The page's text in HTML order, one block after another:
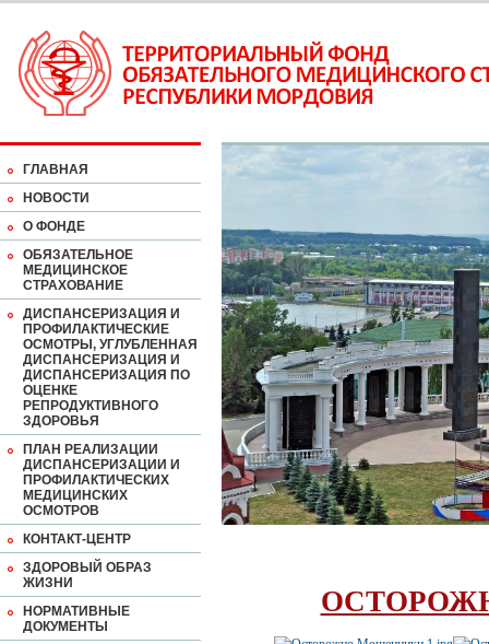
ГЛАВНАЯ
НОВОСТИ
О ФОНДЕ
ОБЯЗАТЕЛЬНОЕ
МЕДИЦИНСКОЕ
СТРАХОВАНИЕ
ДИСПАНСЕРИЗАЦИЯ И
ПРОФИЛАКТИЧЕСКИЕ
ОСМОТРЫ, УГЛУБЛЕННАЯ
ДИСПАНСЕРИЗАЦИЯ И
ДИСПАНСЕРИЗАЦИЯ ПО
ОЦЕНКЕ
РЕПРОДУКТИВНОГО
ЗДОРОВЬЯ
ПЛАН РЕАЛИЗАЦИИ
ДИСПАНСЕРИЗАЦИИ И
ПРОФИЛАКТИЧЕСКИХ
МЕДИЦИНСКИХ
ОСМОТРОВ
КОНТАКТ-ЦЕНТР
ЗДОРОВЫЙ ОБРАЗ
ЖИЗНИ
НОРМАТИВНЫЕ
ДОКУМЕНТЫ